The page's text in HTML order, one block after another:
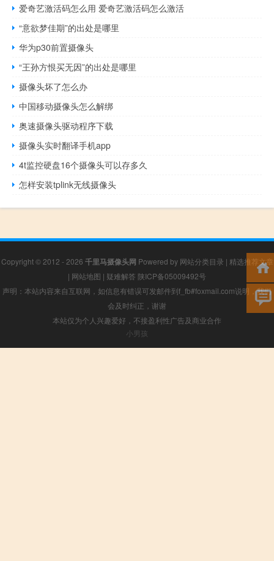
爱奇艺激活码怎么用 爱奇艺激活码怎么激活
“意欲梦佳期”的出处是哪里
华为p30前置摄像头
“王孙方恨买无因”的出处是哪里
摄像头坏了怎么办
中国移动摄像头怎么解绑
奥速摄像头驱动程序下载
摄像头实时翻译手机app
4t监控硬盘16个摄像头可以存多久
怎样安装tplink无线摄像头
Copyright © 2012 - 2026 千里马摄像头网 Powered by 网站分类目录 | 精选推荐文章
| 网站地图 | 疑难解答 陕ICP备05009492号
声明：本站内容来自互联网，如信息有错误可发邮件到f_fb#foxmail.com说明，我们
会及时纠正，谢谢
本站仅为个人兴趣爱好，不接盈利性广告及商业合作
小男孩